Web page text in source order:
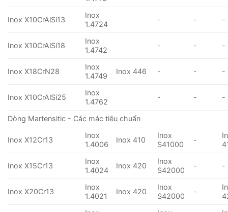
Inox X10CrAlSi13
Inox
1.4724
- - -
Inox X10CrAlSi18
Inox
1.4742
- - -
Inox X18CrN28
Inox
1.4749
Inox 446 - - -
Inox X10CrAlSi25
Inox
1.4762
- - -
Dòng Martensitic - Các mác tiêu chuẩn
Inox X12Cr13
Inox
1.4006
Inox 410
Inox
S41000
-
Inox X15Cr13
Inox
1.4024
Inox 420
Inox
S42000
- -
Inox X20Cr13
Inox
1.4021
Inox 420
Inox
S42000
-